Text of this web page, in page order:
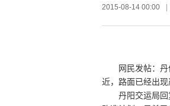
2015-08-14 00:00
网民发帖：丹伏
近，路面已经出
丹阳交运局回复